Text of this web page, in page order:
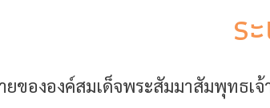
ร
ยขององค์สมเด็จพระสัมมาสัมพุทธเ